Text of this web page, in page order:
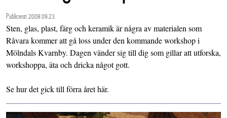
Publicerat 2008.09.23
Sten, glas, plast, färg och keramik är några av materialen som
Råvara kommer att gå loss under den kommande workshop i
Mölndals Kvarnby. Dagen vänder sig till dig som gillar att utforska,
workshoppa, äta och dricka något gott.
Se hur det gick till förra året här.